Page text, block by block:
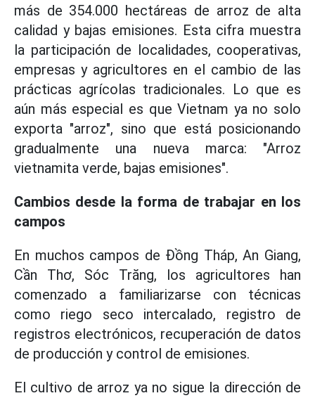
más de 354.000 hectáreas de arroz de alta
calidad y bajas emisiones. Esta cifra muestra
la participación de localidades, cooperativas,
empresas y agricultores en el cambio de las
prácticas agrícolas tradicionales. Lo que es
aún más especial es que Vietnam ya no solo
exporta "arroz", sino que está posicionando
gradualmente una nueva marca: "Arroz
vietnamita verde, bajas emisiones".
Cambios desde la forma de trabajar en los
campos
En muchos campos de Đồng Tháp, An Giang,
Cần Thơ, Sóc Trăng, los agricultores han
comenzado a familiarizarse con técnicas
como riego seco intercalado, registro de
registros electrónicos, recuperación de datos
de producción y control de emisiones.
El cultivo de arroz ya no sigue la dirección de